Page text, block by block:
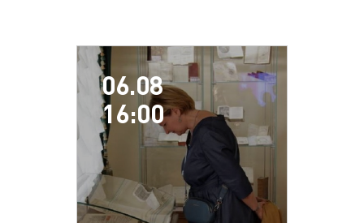
06.08
16:00